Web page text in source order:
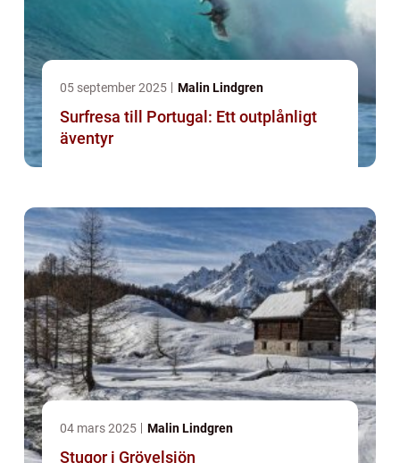
05 september 2025 Malin Lindgren
Surfresa till Portugal: Ett outplånligt
äventyr
04 mars 2025 Malin Lindgren
Stugor i Grövelsjön